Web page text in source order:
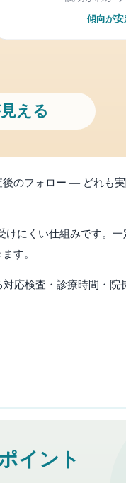
のフォロー — どれも
にくい仕組みです。
す。
応検査・診療時間・院